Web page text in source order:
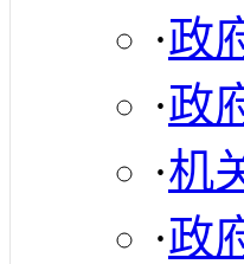
·政
·政
·机
·政